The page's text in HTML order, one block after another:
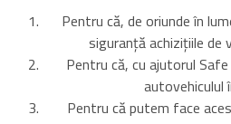
Pentru că, de oriunde în
siguranță achizițiile de
Pentru că, cu ajutorul
autovehiculul
Pentru că putem face